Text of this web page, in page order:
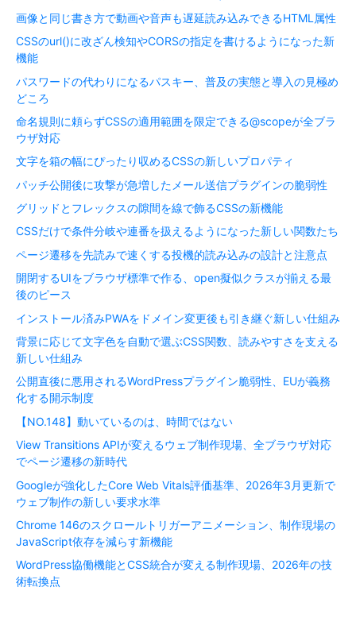
画像と同じ書き方で動画や音声も遅延読み込みできるHTML属性
CSSのurl()に改ざん検知やCORSの指定を書けるようになった新
機能
パスワードの代わりになるパスキー、普及の実態と導入の見極め
どころ
命名規則に頼らずCSSの適用範囲を限定できる@scopeが全ブラ
ウザ対応
文字を箱の幅にぴったり収めるCSSの新しいプロパティ
パッチ公開後に攻撃が急増したメール送信プラグインの脆弱性
グリッドとフレックスの隙間を線で飾るCSSの新機能
CSSだけで条件分岐や連番を扱えるようになった新しい関数たち
ページ遷移を先読みで速くする投機的読み込みの設計と注意点
開閉するUIをブラウザ標準で作る、open擬似クラスが揃える最
後のピース
インストール済みPWAをドメイン変更後も引き継ぐ新しい仕組み
背景に応じて文字色を自動で選ぶCSS関数、読みやすさを支える
新しい仕組み
公開直後に悪用されるWordPressプラグイン脆弱性、EUが義務
化する開示制度
【NO.148】動いているのは、時間ではない
View Transitions APIが変えるウェブ制作現場、全ブラウザ対応
でページ遷移の新時代
Googleが強化したCore Web Vitals評価基準、2026年3月更新で
ウェブ制作の新しい要求水準
Chrome 146のスクロールトリガーアニメーション、制作現場の
JavaScript依存を減らす新機能
WordPress協働機能とCSS統合が変える制作現場、2026年の技
術転換点